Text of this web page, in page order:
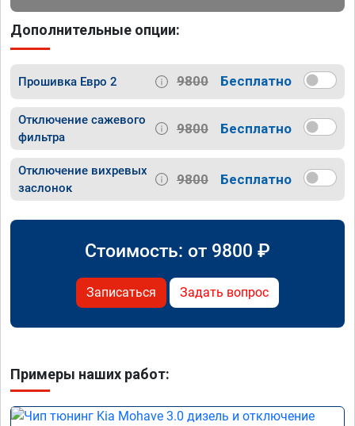
Дополнительные опции:
Прошивка Евро 2 9800 Бесплатно
Отключение сажевого
фильтра
9800 Бесплатно
Отключение вихревых
заслонок
9800 Бесплатно
Стоимость: от 9800 ₽
Записаться Задать вопрос
Примеры наших работ: